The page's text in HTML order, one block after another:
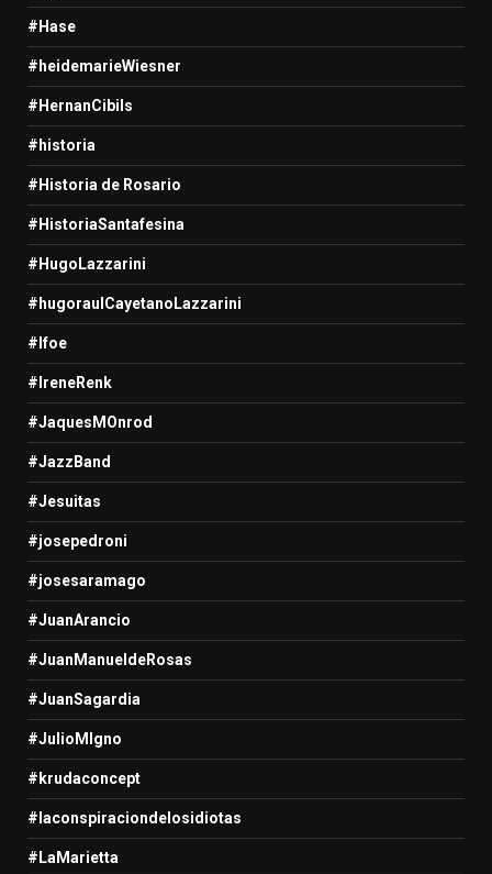
#Hase
#heidemarieWiesner
#HernanCibils
#historia
#Historia de Rosario
#HistoriaSantafesina
#HugoLazzarini
#hugoraulCayetanoLazzarini
#Ifoe
#IreneRenk
#JaquesMOnrod
#JazzBand
#Jesuitas
#josepedroni
#josesaramago
#JuanArancio
#JuanManueldeRosas
#JuanSagardia
#JulioMIgno
#krudaconcept
#laconspiraciondelosidiotas
#LaMarietta